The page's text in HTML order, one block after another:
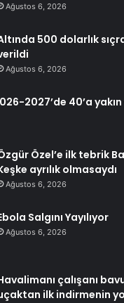
Ağustos 6, 2026
500 dolarlık
Ağustos 6, 2026
2027’de 40’a
Özel’e ilk tebrik
ayrılık olmasaydı
Ağustos 6, 2026
Salgını Yayılıyor
Ağustos 6, 2026
çalışanı
ilk indirmenin